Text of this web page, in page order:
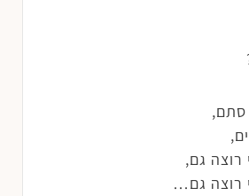
סתם,
רוצה גם,
רוצה גם…